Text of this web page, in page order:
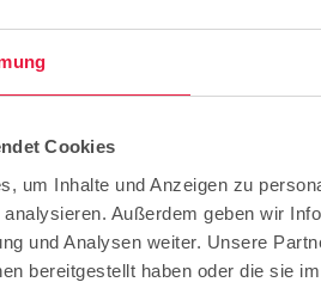
Cookies
um Inhalte und Anzeigen zu
Außerdem geben wir
und Analysen weiter. Unsere
bereitgestellt haben oder die sie